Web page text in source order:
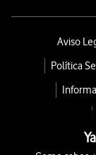
Aviso
Política